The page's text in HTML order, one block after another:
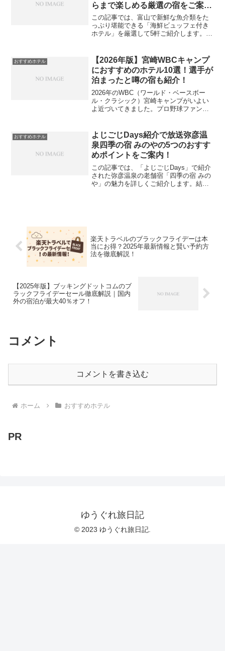
らまで楽しめる厳選の宿をご案
内！
この記事では、富山で新鮮な魚介類をた
っぷり堪能できる「海鮮ビュッフェ付き
ホテル」を厳選して5軒ご紹介します。実
のホテルが充実しています。旅行の食事
に妥協したくない方や、...
おすすめホテル
【2026年版】宮崎WBCキャンプ
におすすめのホテル10選！選手が
泊まったと噂の宿も紹介！
2026年のWBC（ワールド・ベースボー
ル・クラシック）宮崎キャンプがいよい
よ近づいてきました。プロ野球ファンに
学を快適に楽しむためには、宿泊するホ
テル選びがとても重要...
おすすめホテル
よじごじDays紹介で放送弥彦温
泉四季の宿 みのやの5つのおすす
めポイントをご案内！
この記事では、「よじごじDays」で紹介
された弥彦温泉の老舗宿「四季の宿 みの
や」の魅力を詳しくご紹介します。結論
楽天トラベルのブラックフライデーは本
当にお得？2025年最新情報と賢い予約方
法を徹底解説！
【2025年版】ブッキングドットコムのブ
ラックフライデーセール徹底解説｜国内
外の宿泊が最大40％オフ！
コメント
コメントを書き込む
ホーム おすすめホテル
PR
ゆうぐれ旅日記
© 2023 ゆうぐれ旅日記.